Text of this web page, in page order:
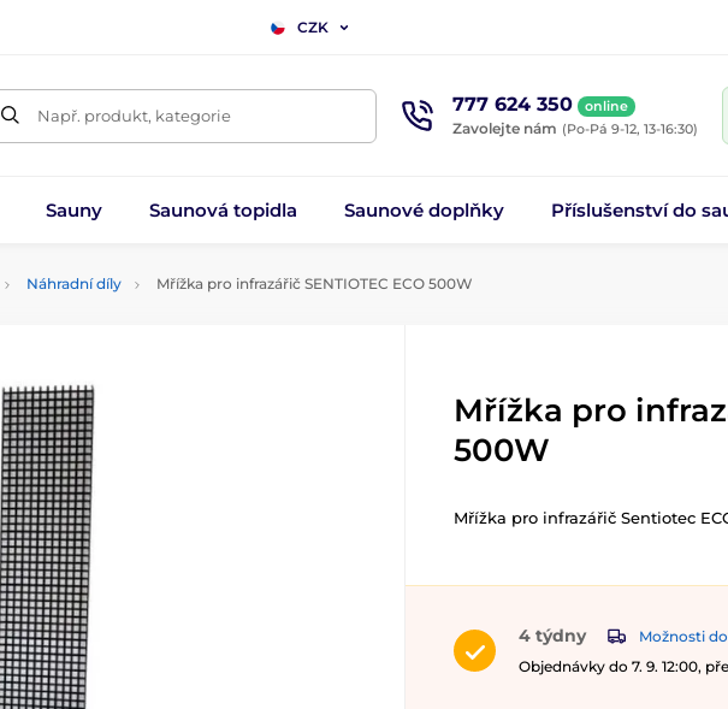
CZK
Např. produkt, kategorie 777 624 350 online
Zavolejte nám (Po-Pá 9-12, 13-16:30)
Sauny Saunová topidla Saunové doplňky Příslušenství do
Náhradní díly Mřížka pro infrazářič SENTIOTEC ECO 500W
Mřížka pro
500W
Mřížka pro infrazářič Sentiotec
4 týdny
Možnosti
Objednávky do 7. 9. 12:00,